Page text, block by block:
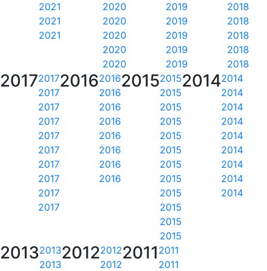
2021
2021
2021
2020
2020
2020
2020
2020
2019
2019
2019
2019
2019
2018
2018
2018
2018
2018
20172017
2017
2017
2017
2017
2017
2017
2017
2017
2017
20162016
2016
2016
2016
2016
2016
2016
2016
20152015
2015
2015
2015
2015
2015
2015
2015
2015
2015
2015
2015
20142014
2014
2014
2014
2014
2014
2014
2014
2014
20132013
2013
20122012
2012
2011 2011
2011